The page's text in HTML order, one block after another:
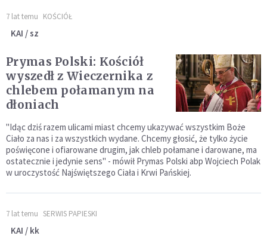
7 lat temu KOŚCIÓŁ
KAI / sz
Prymas Polski: Kościół
wyszedł z Wieczernika z
chlebem połamanym na
dłoniach
"Idąc dziś razem ulicami miast chcemy ukazywać wszystkim Boże
Ciało za nas i za wszystkich wydane. Chcemy głosić, że tylko życie
poświęcone i ofiarowane drugim, jak chleb połamane i darowane, ma
ostatecznie i jedynie sens" - mówił Prymas Polski abp Wojciech Polak
w uroczystość Najświętszego Ciała i Krwi Pańskiej.
7 lat temu SERWIS PAPIESKI
KAI / kk